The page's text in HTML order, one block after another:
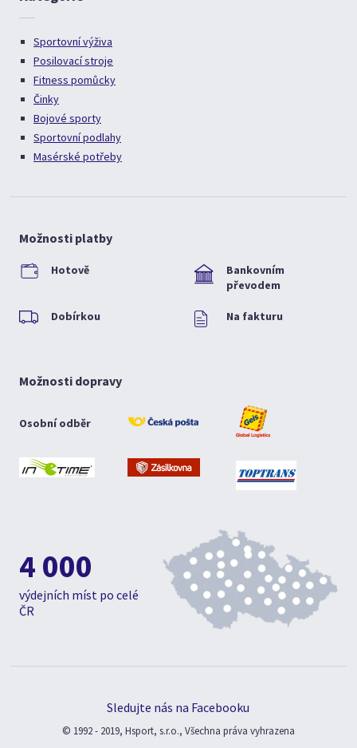
Sportovní výživa
Posilovací stroje
Fitness pomůcky
Činky
Bojové sporty
Sportovní podlahy
Masérské potřeby
Možnosti platby
Hotově
Bankovním
převodem
Dobírkou Na fakturu
Možnosti dopravy
Osobní odběr
4 000
výdejních míst po celé
ČR
Sledujte nás na Facebooku
© 1992 - 2019, Hsport, s.r.o., Všechna práva vyhrazena